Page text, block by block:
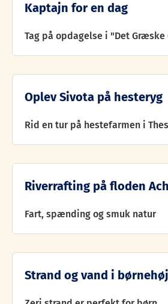
Kaptajn for en dag
Tag på opdagelse i "Det Græske
med på sejltur. Bestem selv, hvor
Oplev Sivota på hesteryg
Rid en tur på hestefarmen i
Riverrafting på floden
Fart, spænding og smuk natur
Strand og vand i